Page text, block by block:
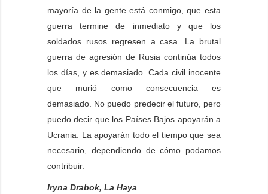
mayoría de la gente está conmigo, que esta
guerra termine de inmediato y que los
soldados rusos regresen a casa. La brutal
guerra de agresión de Rusia continúa todos
los días, y es demasiado. Cada civil inocente
que murió como consecuencia es
demasiado. No puedo predecir el futuro, pero
puedo decir que los Países Bajos apoyarán a
Ucrania. La apoyarán todo el tiempo que sea
necesario, dependiendo de cómo podamos
contribuir.
Iryna Drabok, La Haya